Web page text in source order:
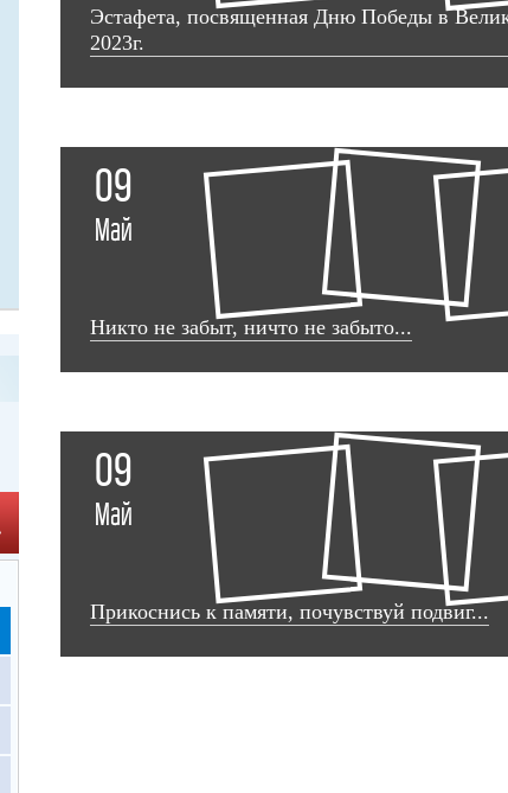
Эстафета, посвященная Дню Победы в
2023г.
09
Май
Никто не забыт, ничто не забыто...
09
Май
Прикоснись к памяти, почувствуй подвиг...